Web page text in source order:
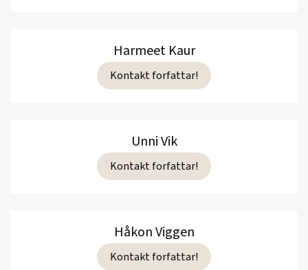
Harmeet Kaur
Kontakt forfattar!
Unni Vik
Kontakt forfattar!
Håkon Viggen
Kontakt forfattar!